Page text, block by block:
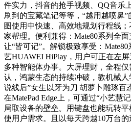
件实力，抖音的抢手视频、QQ音乐
刷到的宝藏笔记等等，“越用越喷鼻
图使用中快速、高效地规划行程线
家帮理。便利兼得：Mate80系列全面
让“皆可记”。解锁极致享受：
艺HUAWEI HiPlay，用户可正在左
多种智能体办事。大屏理财，全程
认，鸿蒙生态的持续冲破，教机械人
说线后”女生以牙为刀 胡萝卜雕琢百
在MatePad Edge上，可通过“小艺慧
局取设备的壁垒。用键盘也能玩转
使用户需求。且以每天跨越10万台